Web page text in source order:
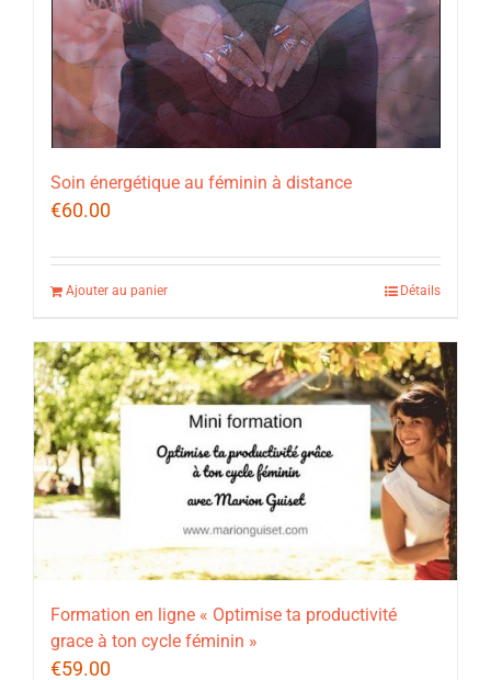
Soin énergétique au féminin à distance
€60.00
Ajouter au panier Détails
Formation en ligne « Optimise ta productivité
grace à ton cycle féminin »
€59.00